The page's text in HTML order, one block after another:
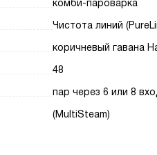
комби-пароварка
Чистота линий
коричневый гавана
48
пар через 6 или 8
(MultiSteam)